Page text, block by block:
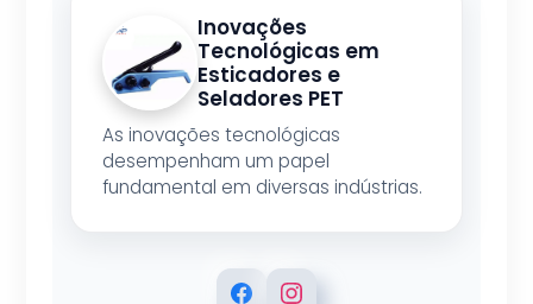
Inovações
Tecnológicas em
Esticadores e
Seladores PET
As inovações tecnológicas
desempenham um papel
fundamental em diversas indústrias.